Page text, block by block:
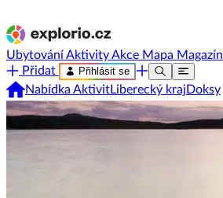
UbytováníAktivityAkce Mapa Magazín
Přidat
Přihlásit se
Nabídka AktivitLiberecký kraj Doksy